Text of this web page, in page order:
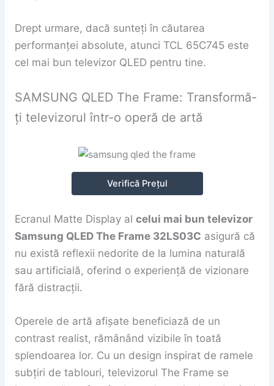
Drept urmare, dacă sunteți în căutarea
performanței absolute, atunci TCL 65C745 este
cel mai bun televizor QLED pentru tine.
SAMSUNG QLED The Frame: Transformă-
ți televizorul într-o operă de artă
Verifică Prețul
Ecranul Matte Display al celui mai bun televizor
Samsung QLED The Frame 32LS03C asigură că
nu există reflexii nedorite de la lumina naturală
sau artificială, oferind o experiență de vizionare
fără distracții.
Operele de artă afișate beneficiază de un
contrast realist, rămânând vizibile în toată
splendoarea lor. Cu un design inspirat de ramele
subțiri de tablouri, televizorul The Frame se